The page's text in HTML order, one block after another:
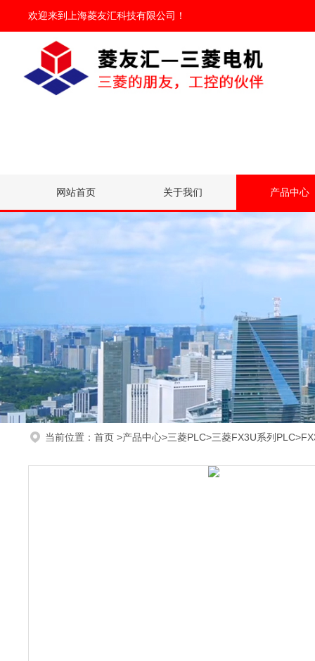
欢迎来到 上海菱友汇科技有限公司 ！
网站首页 关于我们 产品中心
当前位置： 首页 >产品中心>三菱PLC>三菱FX3U系列PLC